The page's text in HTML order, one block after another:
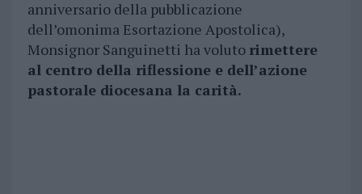
anniversario della pubblicazione
dell’omonima Esortazione Apostolica),
Monsignor Sanguinetti ha voluto rimettere
al centro della riflessione e dell’azione
pastorale diocesana la carità.